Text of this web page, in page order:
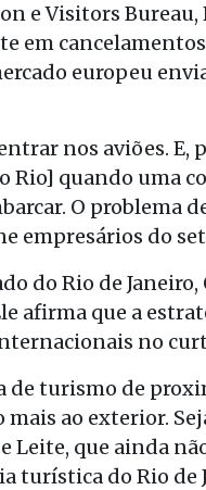
e Visitors
em
europeu
nos aviões. E,
Rio] quando uma
O problema
empresários do
do Rio de
afirma que a
no
de turismo de
ao exterior.
Leite, que ainda
turística do Rio de